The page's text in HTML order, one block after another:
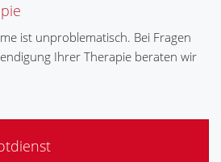
ist unproblematisch. Bei Fragen
Ihrer Therapie beraten wir